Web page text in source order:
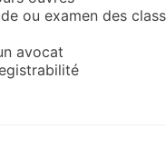
ou examen des
avocat